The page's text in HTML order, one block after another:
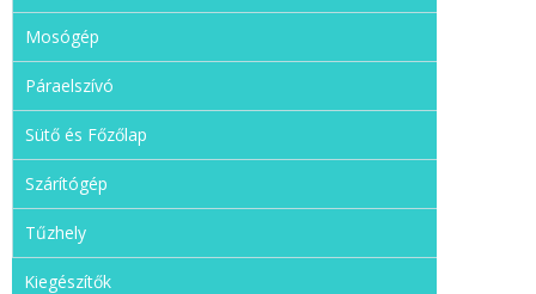
Mosógép
Páraelszívó
Sütő és Főzőlap
Szárítógép
Tűzhely
Kiegészítők